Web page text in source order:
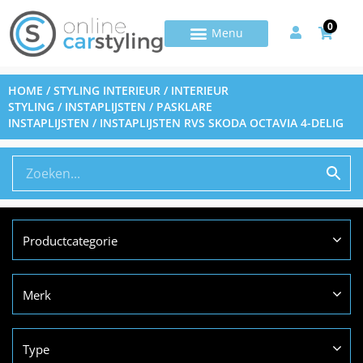
0
HOME /STYLING INTERIEUR / INTERIEUR
STYLING / INSTAPLIJSTEN / PASKLARE
INSTAPLIJSTEN / INSTAPLIJSTEN RVS SKODA OCTAVIA 4-DELIG
Productcategorie
Merk
Type